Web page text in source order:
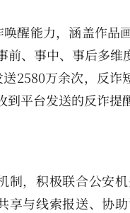
醒能力，涵盖作品
、事中、事后多
2580万余次，反
平台发送的反诈提
，积极联合公安
享与线索报送、协